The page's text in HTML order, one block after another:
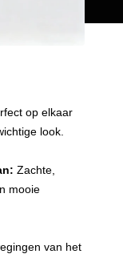
op elkaar
look.
Zachte,
mooie
van het